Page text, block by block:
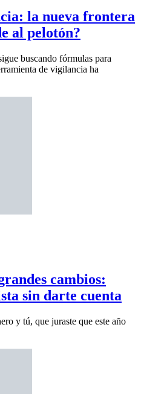
la nueva frontera
al pelotón?
buscando fórmulas para
de vigilancia ha
cambios:
sin darte cuenta
y tú, que juraste que este año